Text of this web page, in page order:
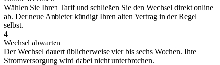
Wählen Sie Ihren Tarif und schließen Sie den Wechsel direkt online
ab. Der neue Anbieter kündigt Ihren alten Vertrag in der Regel
selbst.
4
Wechsel abwarten
Der Wechsel dauert üblicherweise vier bis sechs Wochen. Ihre
Stromversorgung wird dabei nicht unterbrochen.